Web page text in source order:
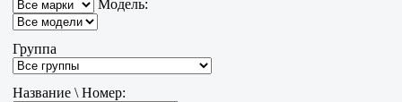
Модель:
Группа
Название \ Номер: